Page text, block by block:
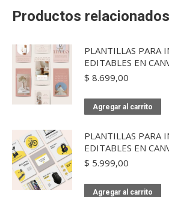
Productos relacionados
PLANTILLAS PARA
EDITABLES EN
$ 8.699,00
Agregar al carrito
PLANTILLAS PARA
EDITABLES EN
$ 5.999,00
Agregar al carrito